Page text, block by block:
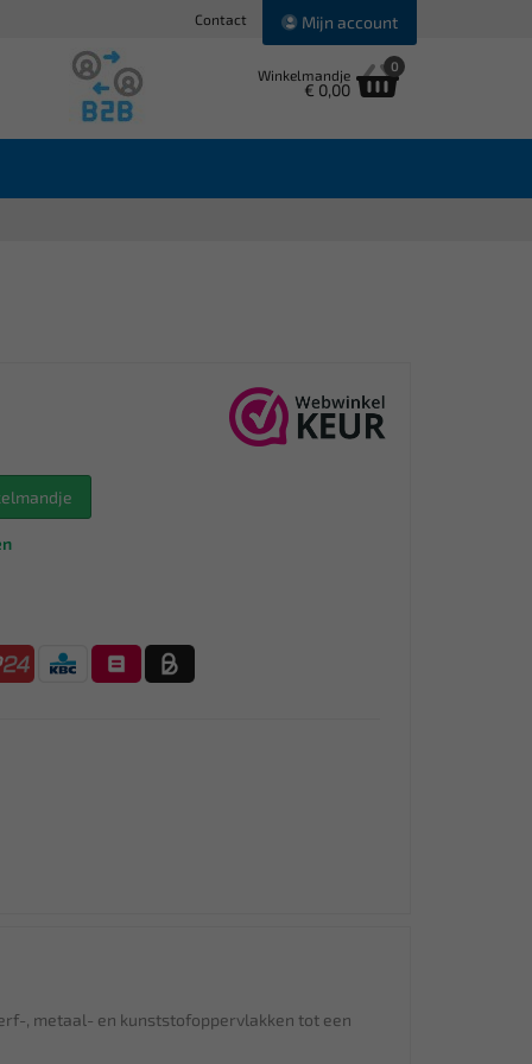
Contact Mijn account
Winkelmandje
€ 0,00
0
, metaal- en kunststofoppervlakken tot een